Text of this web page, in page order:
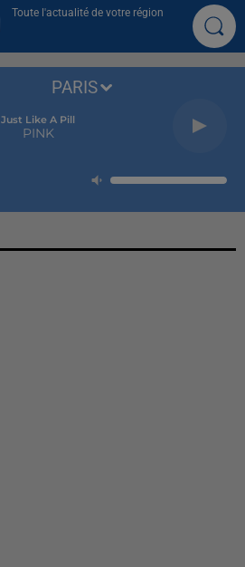
Toute l'actualité de votre région
Just Like A Pill
PINK
PARIS